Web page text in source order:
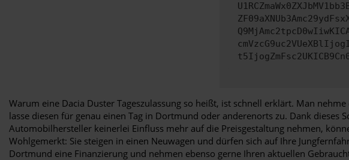
Warum eine Dacia Duster Tageszulassung so heißt, ist schnell erklärt. Man
lasse diesen für genau einen Tag in Dortmund oder anderenorts zu. Dank
Automobilhersteller keinerlei Einfluss mehr auf die Preisgestaltung nehmen,
Wohlgemerkt: Sie steigen in einen Neuwagen und dürfen sich auf Ihre
Dortmund eine Finanzierung und nehmen ebenso gerne Ihren aktuellen